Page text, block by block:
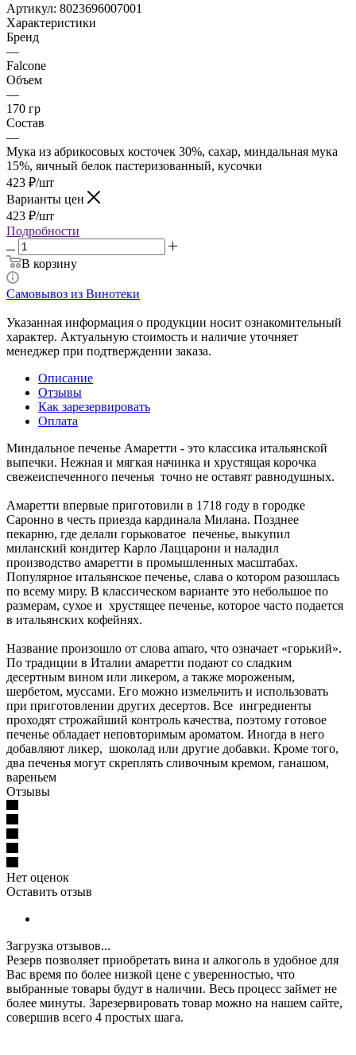
Артикул: 8023696007001
Характеристики
Бренд
—
Falcone
Объем
—
170 гр
Состав
—
Мука из абрикосовых косточек 30%, сахар, миндальная мука
15%, яичный белок пастеризованный, кусочки
423 ₽/шт
Варианты цен
423 ₽/шт
Подробности
В корзину
Самовывоз из Винотеки
Указанная информация о продукции носит ознакомительный
характер. Актуальную стоимость и наличие уточняет
менеджер при подтверждении заказа.
Описание
Отзывы
Как зарезервировать
Оплата
Миндальное печенье Амаретти - это классика итальянской
выпечки. Нежная и мягкая начинка и хрустящая корочка
свежеиспеченного печенья точно не оставят равнодушных.
Амаретти впервые приготовили в 1718 году в городке
Саронно в честь приезда кардинала Милана. Позднее
пекарню, где делали горьковатое печенье, выкупил
миланский кондитер Карло Лаццарони и наладил
производство амаретти в промышленных масштабах.
Популярное итальянское печенье, слава о котором разошлась
по всему миру. В классическом варианте это небольшое по
размерам, сухое и хрустящее печенье, которое часто подается
в итальянских кофейнях.
Название произошло от слова amaro, что означает «горький».
По традиции в Италии амаретти подают со сладким
десертным вином или ликером, а также мороженым,
шербетом, муссами. Его можно измельчить и использовать
при приготовлении других десертов. Все ингредиенты
проходят строжайший контроль качества, поэтому готовое
печенье обладает неповторимым ароматом. Иногда в него
добавляют ликер, шоколад или другие добавки. Кроме того,
два печенья могут скреплять сливочным кремом, ганашом,
вареньем
Отзывы
Нет оценок
Оставить отзыв
Загрузка отзывов...
Резерв позволяет приобретать вина и алкоголь в удобное для
Вас время по более низкой цене с уверенностью, что
выбранные товары будут в наличии. Весь процесс займет не
более минуты. Зарезервировать товар можно на нашем сайте,
совершив всего 4 простых шага.